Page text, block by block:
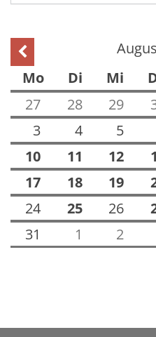
Vorherige Seite
Mo
Di Mi
27
28 29
3
4 5
10
11 12
17
18 19
24
25 26
31
1 2